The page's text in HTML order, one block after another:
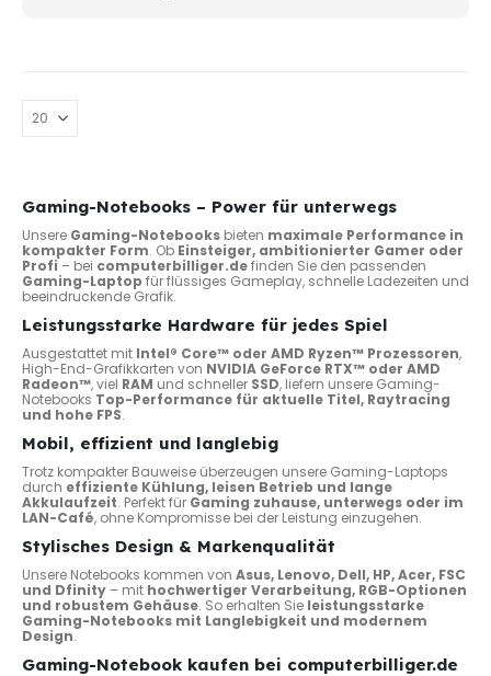
Gaming-Notebooks – Power für unterwegs
Unsere Gaming-Notebooks bieten maximale Performance in
kompakter Form. Ob Einsteiger, ambitionierter Gamer oder
Profi – bei computerbilliger.definden Sie den passenden
Gaming-Laptop für flüssiges Gameplay, schnelle Ladezeiten und
beeindruckende Grafik.
Leistungsstarke Hardware für jedes Spiel
Ausgestattet mit Intel® Core™ oder AMD Ryzen™ Prozessoren,
High-End-Grafikkarten von NVIDIA GeForce RTX™ oder AMD
Radeon™, viel RAM und schneller SSD, liefern unsere Gaming-
Notebooks Top-Performance für aktuelle Titel, Raytracing
und hohe FPS.
Mobil, effizient und langlebig
Trotz kompakter Bauweise überzeugen unsere Gaming-Laptops
durch effiziente Kühlung, leisen Betrieb und lange
Akkulaufzeit. Perfekt für Gaming zuhause, unterwegs oder im
LAN-Café, ohne Kompromisse bei der Leistung einzugehen.
Stylisches Design & Markenqualität
Unsere Notebooks kommen von Asus, Lenovo, Dell, HP, Acer, FSC
und Dfinity – mit hochwertiger Verarbeitung, RGB-Optionen
und robustem Gehäuse. So erhalten Sie leistungsstarke
Gaming-Notebooks mit Langlebigkeit und modernem
Design.
Gaming-Notebook kaufen bei computerbilliger.de